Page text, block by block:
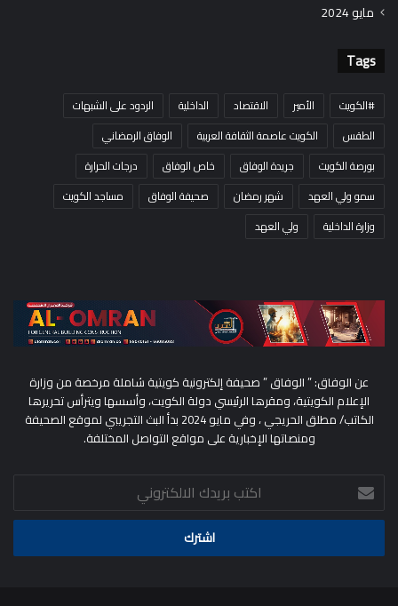
مايو 2024
Tags
#الكويت الأمير الاقتصاد الداخلية
الردود على الشبهات
الطقس
الكويت عاصمة الثقافة العربية
الوفاق الرمضاني
بورصة الكويت
جريدة الوفاق خاص الوفاق
درجات الحرارة
سمو ولي العهد
شهر رمضان صحيفة الوفاق
مساجد الكويت
وزارة الداخلية
ولي العهد
عن الوفاق: ” الوفاق ” صحيفة إلكترونية كويتية شاملة مرخصة من وزارة
الإعلام الكويتية، ومقرها الرئيسي دولة الكويت، وأسسها ويترأس تحريرها
الكاتب/ مطلق الحريجي ، وفي مايو 2024 بدأ البث التجريبي لموقع الصحيفة
ومنصاتها الإخبارية على مواقع التواصل المختلفة.
اكتب
بريدك
الالكتروني